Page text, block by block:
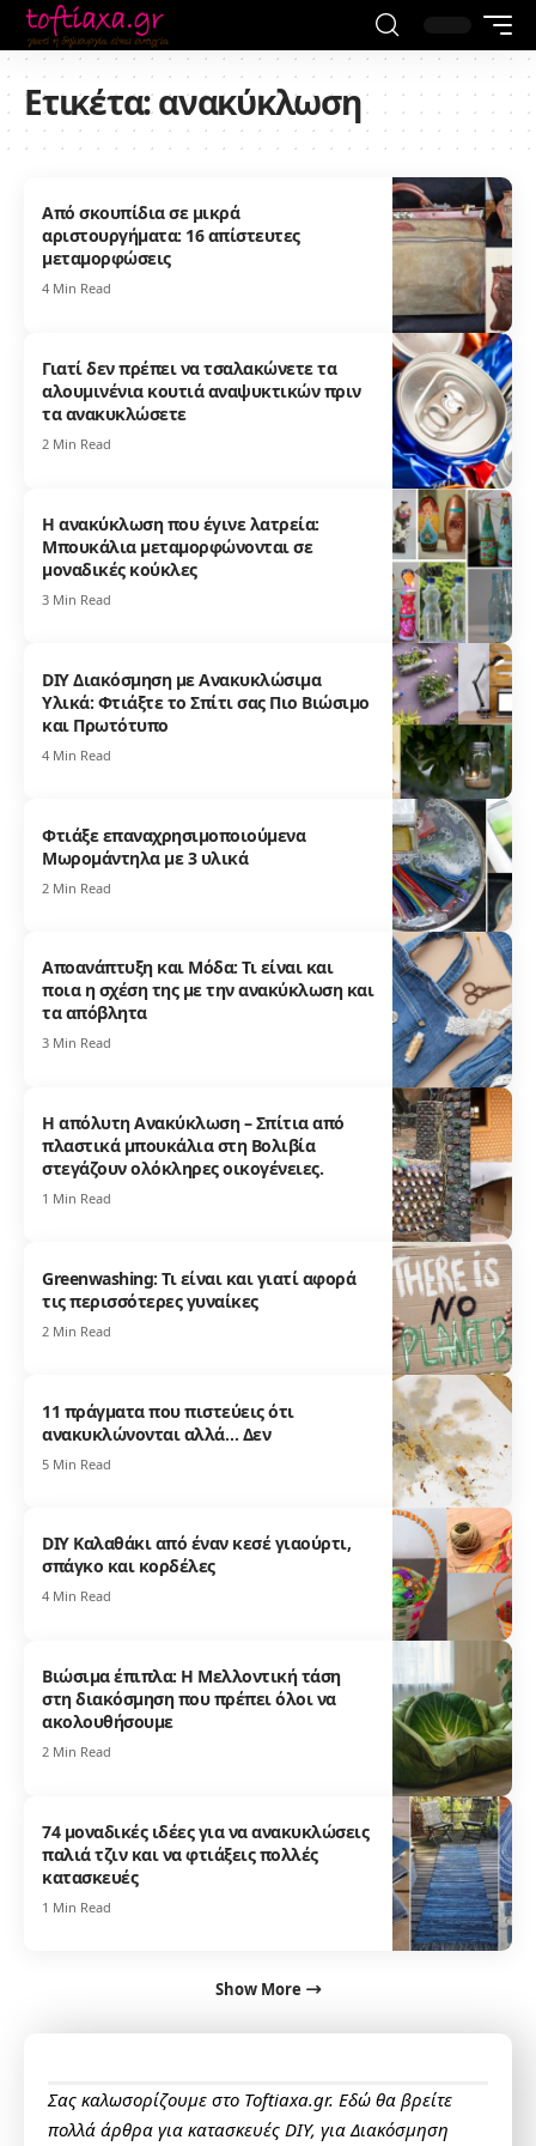
Ετικέτα:ανακύκλωση
Από σκουπίδια σε μικρά
αριστουργήματα: 16 απίστευτες
μεταμορφώσεις
4 Min Read
Γιατί δεν πρέπει να τσαλακώνετε τα
αλουμινένια κουτιά αναψυκτικών πριν
τα ανακυκλώσετε
2 Min Read
Η ανακύκλωση που έγινε λατρεία:
Μπουκάλια μεταμορφώνονται σε
μοναδικές κούκλες
3 Min Read
DIY Διακόσμηση με Ανακυκλώσιμα
Υλικά: Φτιάξτε το Σπίτι σας Πιο Βιώσιμο
και Πρωτότυπο
4 Min Read
Φτιάξε επαναχρησιμοποιούμενα
Μωρομάντηλα με 3 υλικά
2 Min Read
Αποανάπτυξη και Μόδα: Τι είναι και
ποια η σχέση της με την ανακύκλωση και
τα απόβλητα
3 Min Read
Η απόλυτη Ανακύκλωση – Σπίτια από
πλαστικά μπουκάλια στη Βολιβία
στεγάζουν ολόκληρες οικογένειες.
1 Min Read
Greenwashing: Τι είναι και γιατί αφορά
τις περισσότερες γυναίκες
2 Min Read
11 πράγματα που πιστεύεις ότι
ανακυκλώνονται αλλά… Δεν
5 Min Read
DIY Καλαθάκι από έναν κεσέ γιαούρτι,
σπάγκο και κορδέλες
4 Min Read
Βιώσιμα έπιπλα: Η Μελλοντική τάση
στη διακόσμηση που πρέπει όλοι να
ακολουθήσουμε
2 Min Read
74 μοναδικές ιδέες για να ανακυκλώσεις
παλιά τζιν και να φτιάξεις πολλές
κατασκευές
1 Min Read
Show More
Σας καλωσορίζουμε στο Toftiaxa.gr. Εδώ θα βρείτε
πολλά άρθρα για κατασκευές DIY, για Διακόσμηση